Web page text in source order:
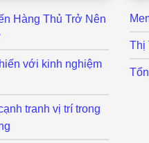
Hàng Thủ Trở Nên
với kinh nghiệm
tranh vị trí trong
Thị